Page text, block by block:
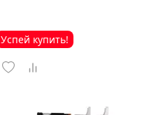
Успей купить!